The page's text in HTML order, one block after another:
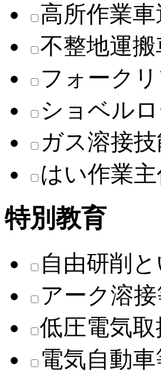
高所作業
不整地運
フォーク
ショベル
ガス溶接
はい作業
特別教育
自由研削
アーク溶
低圧電気
電気自動